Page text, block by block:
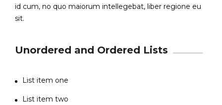
id cum, no quo maiorum intellegebat, liber regione eu
sit.
Unordered and Ordered Lists
List item one
List item two